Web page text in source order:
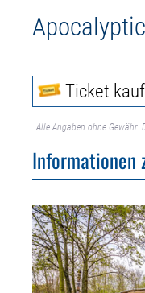
Ticket
Alle Angaben ohne
Informationen